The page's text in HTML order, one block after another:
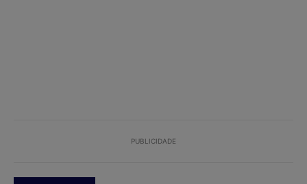
PUBLICIDADE